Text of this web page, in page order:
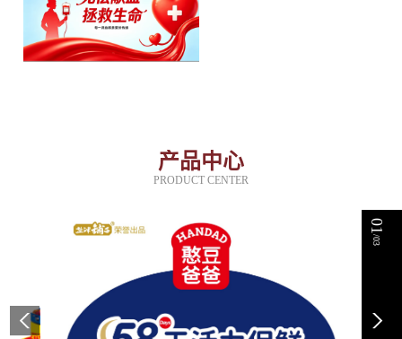
产品中心
PRODUCT CENTER
01
/03